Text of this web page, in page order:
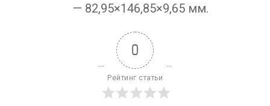
— 82,95×146,85×9,65 мм.
0
Рейтинг статьи